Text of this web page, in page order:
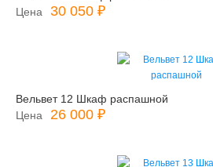
Цена
30 050 ₽
Вельвет 12 Шкаф распашной
Цена
26 000 ₽